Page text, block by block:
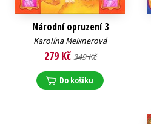
Národní opruzení 3
Karolína Meixnerová
279 Kč 349 Kč
Do košíku